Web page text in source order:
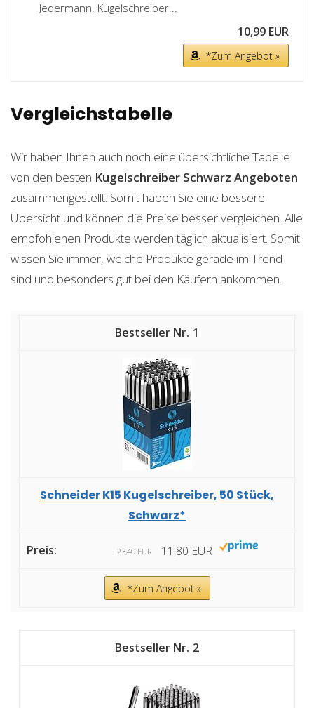
Jedermann. Kugelschreiber...
10,99 EUR
*Zum Angebot »
Vergleichstabelle
Wir haben Ihnen auch noch eine übersichtliche Tabelle
von den besten Kugelschreiber Schwarz Angeboten
zusammengestellt. Somit haben Sie eine bessere
Übersicht und können die Preise besser vergleichen. Alle
empfohlenen Produkte werden täglich aktualisiert. Somit
wissen Sie immer, welche Produkte gerade im Trend
sind und besonders gut bei den Käufern ankommen.
1
Schneider K15 Kugelschreiber, 50 Stück,
Schwarz*
23,40 EUR 11,80 EUR
*Zum Angebot »
2